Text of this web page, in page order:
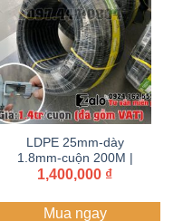
LDPE 25mm-dày
1.8mm-cuộn 200M |
ống, dây tưới PE BIMI
năm
1,400,000 ₫
Mua ngay